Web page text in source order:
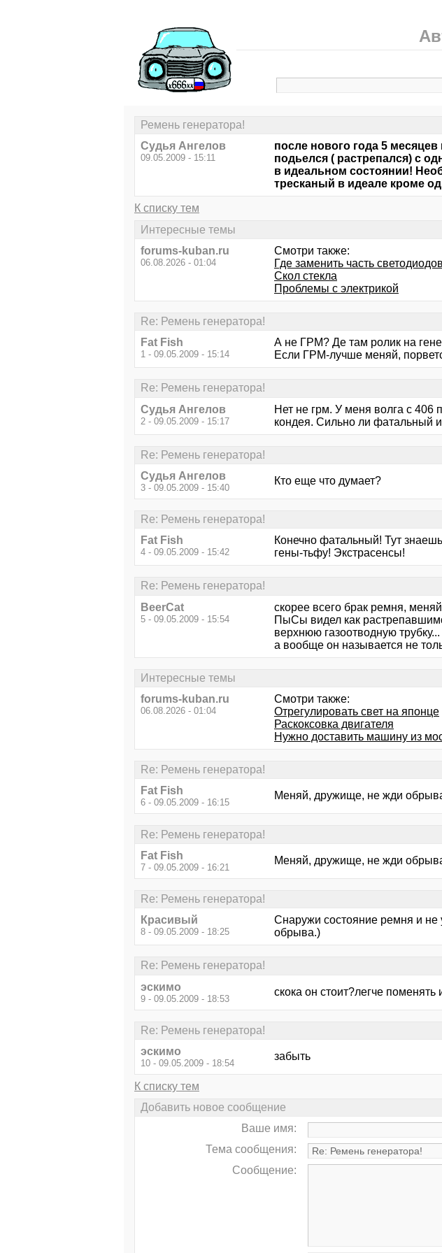
Ремень генератора!
Судья Ангелов
09.05.2009 - 15:11
после нового года 5
подьелся ( растрепался) с
в идеальном состоянии!
тресканый в идеале кроме
К списку тем
Интересные темы
forums-kuban.ru
06.08.2026 - 01:04
Смотри также:
Где заменить часть
Скол стекла
Проблемы с электрикой
Re: Ремень генератора!
Fat Fish
1 - 09.05.2009 - 15:14
А не ГРМ? Де там ролик на
Если ГРМ-лучше меняй,
Re: Ремень генератора!
Судья Ангелов
2 - 09.05.2009 - 15:17
Нет не грм. У меня волга с
кондея. Сильно ли фатальный
Re: Ремень генератора!
Судья Ангелов
3 - 09.05.2009 - 15:40
Кто еще что думает?
Re: Ремень генератора!
Fat Fish
4 - 09.05.2009 - 15:42
Конечно фатальный! Тут
гены-тьфу! Экстрасенсы!
Re: Ремень генератора!
BeerCat
5 - 09.05.2009 - 15:54
скорее всего брак ремня,
ПыСы видел как
верхнюю газоотводную трубку...
а вообще он называется не
Интересные темы
forums-kuban.ru
06.08.2026 - 01:04
Смотри также:
Отрегулировать свет на японце
Раскоксовка двигателя
Нужно доставить машину из
Re: Ремень генератора!
Fat Fish
6 - 09.05.2009 - 16:15
Меняй, дружище, не жди
Re: Ремень генератора!
Fat Fish
7 - 09.05.2009 - 16:21
Меняй, дружище, не жди
Re: Ремень генератора!
Красивый
8 - 09.05.2009 - 18:25
Снаружи состояние ремня и не
обрыва.)
Re: Ремень генератора!
эскимо
9 - 09.05.2009 - 18:53
скока он стоит?легче поменять
Re: Ремень генератора!
эскимо
10 - 09.05.2009 - 18:54
забыть
К списку тем
Добавить новое сообщение
Ваше имя:
Тема сообщения:
Сообщение: